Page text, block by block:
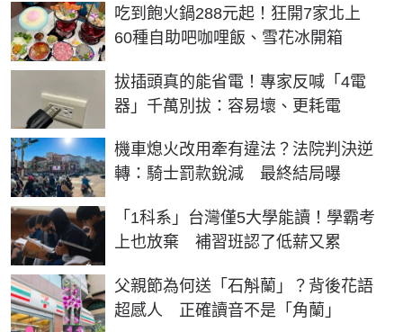
吃到飽火鍋288元起！狂開7家北上
60種自助吧咖哩飯、雪花冰開箱
拔插頭真的能省電！專家反喊「4電
器」千萬別拔：容易壞、更耗電
機車熄火改用牽有違法？法院判決逆
轉：騎士罰款銳減 最終結局曝
「1科系」台灣僅5大學能讀！學霸考
上也放棄 補習班認了低薪又累
父親節為何送「石斛蘭」？背後花語
超感人 正確讀音不是「角蘭」